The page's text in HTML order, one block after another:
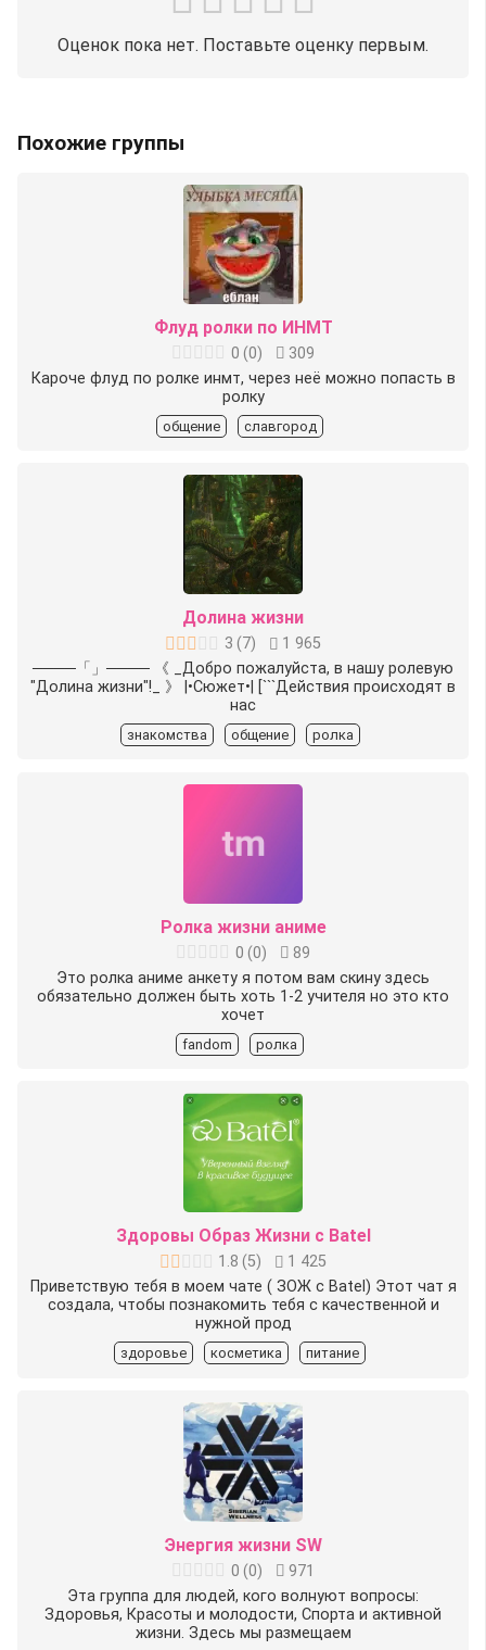
Оценок пока нет. Поставьте оценку первым.
Похожие группы
Флуд ролки по ИНМТ
0 (0)
309
Кароче флуд по ролке инмт, через неё можно попасть в
ролку
общение славгород
Долина жизни
3 (7)
1 965
────「️」──── 《 _Добро пожалуйста, в нашу ролевую
"Долина жизни"!_ 》 |•Сюжет•| [```Действия происходят в
нас
знакомства общение ролка
Ролка жизни аниме
0 (0)
89
Это ролка аниме анкету я потом вам скину здесь
обязательно должен быть хоть 1-2 учителя но это кто
хочет
fandom ролка
Здоровы Образ Жизни с Batel
1.8 (5)
1 425
Приветствую тебя в моем чате ( ЗОЖ с Batel) Этот чат я
создала, чтобы познакомить тебя с качественной и
нужной прод
здоровье косметика питание
Энергия жизни SW
0 (0)
971
Эта группа для людей, кого волнуют вопросы:
Здоровья, Красоты и молодости, Спорта и активной
жизни. Здесь мы размещаем